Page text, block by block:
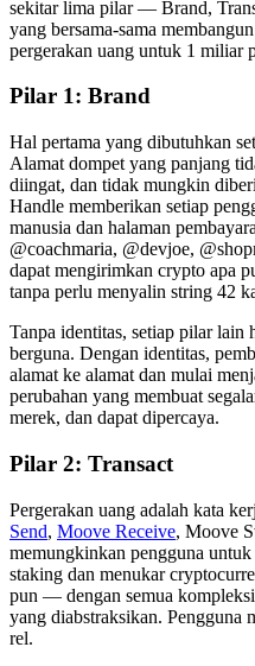
sekitar lima pilar — Brand,
yang bersama-sama
pergerakan uang untuk 1 miliar
Pilar 1: Brand
Hal pertama yang dibutuhkan
Alamat dompet yang panjang
diingat, dan tidak mungkin
Handle memberikan setiap
manusia dan halaman
@coachmaria, @devjoe,
dapat mengirimkan crypto apa
tanpa perlu menyalin string 42
Tanpa identitas, setiap pilar lain
berguna. Dengan identitas,
alamat ke alamat dan mulai
perubahan yang membuat
merek, dan dapat dipercaya.
Pilar 2: Transact
Pergerakan uang adalah kata
Send, Moove Receive, Moove
memungkinkan pengguna
staking dan menukar
pun — dengan semua
yang diabstraksikan. Pengguna
rel.